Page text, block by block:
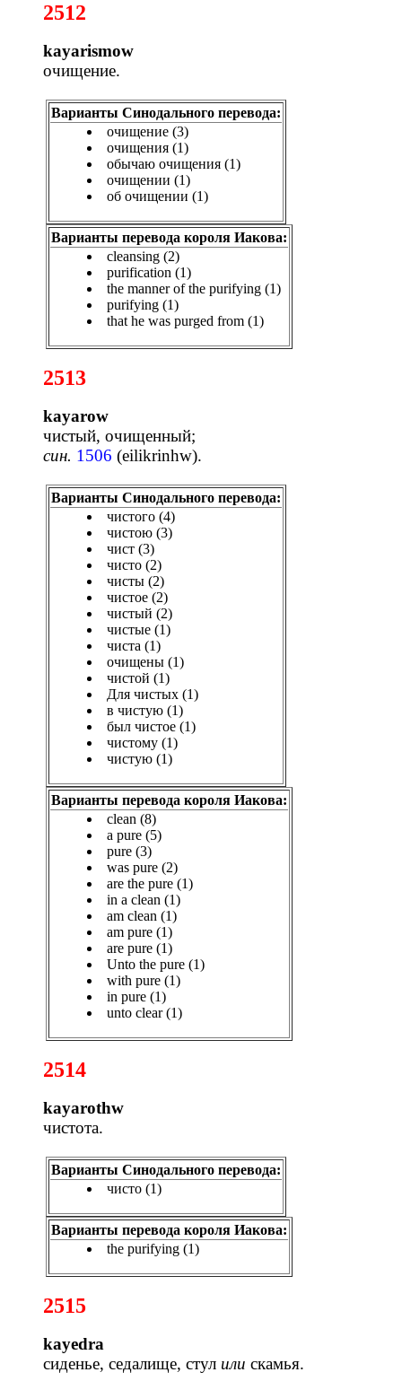
2512
kayarismow
очищение.
Варианты Синодального перевода:
очищение (3)
очищения (1)
обычаю очищения (1)
очищении (1)
об очищении (1)
Варианты перевода короля Иакова:
cleansing (2)
purification (1)
the manner of the purifying (1)
purifying (1)
that he was purged from (1)
2513
kayarow
чистый, очищенный;
син. 1506 (eilikrinhw).
Варианты Синодального перевода:
чистого (4)
чистою (3)
чист (3)
чисто (2)
чисты (2)
чистое (2)
чистый (2)
чистые (1)
чиста (1)
очищены (1)
чистой (1)
Для чистых (1)
в чистую (1)
был чистое (1)
чистому (1)
чистую (1)
Варианты перевода короля Иакова:
clean (8)
a pure (5)
pure (3)
was pure (2)
are the pure (1)
in a clean (1)
am clean (1)
am pure (1)
are pure (1)
Unto the pure (1)
with pure (1)
in pure (1)
unto clear (1)
2514
kayarothw
чистота.
Варианты Синодального перевода:
чисто (1)
Варианты перевода короля Иакова:
the purifying (1)
2515
kayedra
сиденье, седалище, стул или скамья.